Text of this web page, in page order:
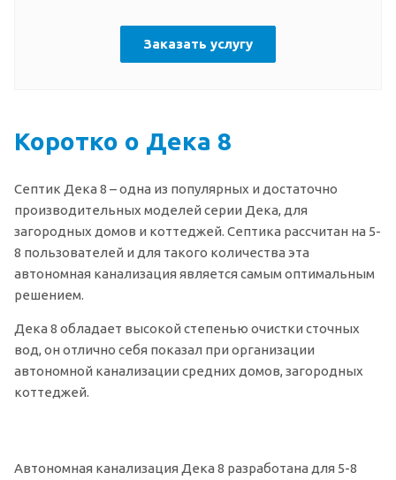
Заказать услугу
Коротко о Дека 8
Септик Дека 8 – одна из популярных и достаточно
производительных моделей серии Дека, для
загородных домов и коттеджей. Септика рассчитан на 5-
8 пользователей и для такого количества эта
автономная канализация является самым оптимальным
решением.
Дека 8 обладает высокой степенью очистки сточных
вод, он отлично себя показал при организации
автономной канализации средних домов, загородных
коттеджей.
Автономная канализация Дека 8 разработана для 5-8